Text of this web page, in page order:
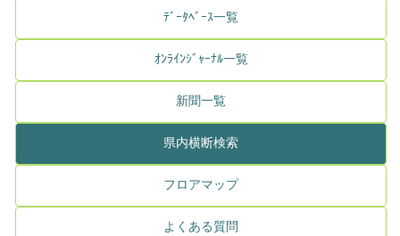
ﾃﾞｰﾀﾍﾞｰｽ一覧
ｵﾝﾗｲﾝｼﾞｬｰﾅﾙ一覧
新聞一覧
県内横断検索
フロアマップ
よくある質問